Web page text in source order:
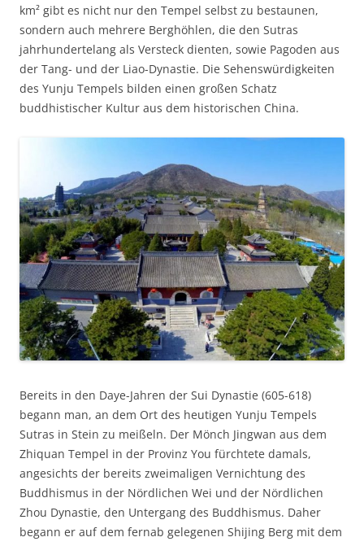
km² gibt es nicht nur den Tempel selbst zu bestaunen,
sondern auch mehrere Berghöhlen, die den Sutras
jahrhundertelang als Versteck dienten, sowie Pagoden aus
der Tang- und der Liao-Dynastie. Die Sehenswürdigkeiten
des Yunju Tempels bilden einen großen Schatz
buddhistischer Kultur aus dem historischen China.
Bereits in den Daye-Jahren der Sui Dynastie (605-618)
begann man, an dem Ort des heutigen Yunju Tempels
Sutras in Stein zu meißeln. Der Mönch Jingwan aus dem
Zhiquan Tempel in der Provinz You fürchtete damals,
angesichts der bereits zweimaligen Vernichtung des
Buddhismus in der Nördlichen Wei und der Nördlichen
Zhou Dynastie, den Untergang des Buddhismus. Daher
begann er auf dem fernab gelegenen Shijing Berg mit dem